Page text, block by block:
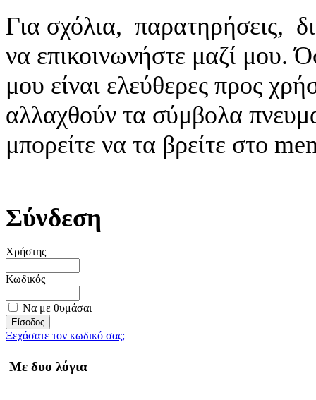
Για σχόλια, παρατηρήσεις,
να επικοινωνήστε μαζί μου.
μου είναι ελεύθερες προς
αλλαχθούν τα σύμβολα
μπορείτε να τα βρείτε στο
Σύνδεση
Χρήστης
Κωδικός
Να με θυμάσαι
Ξεχάσατε τον κωδικό σας;
Με δυο λόγια